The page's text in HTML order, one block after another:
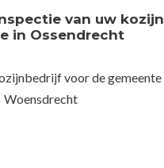
van uw
in Ossendrecht
voor de gemeente
Woensdrecht